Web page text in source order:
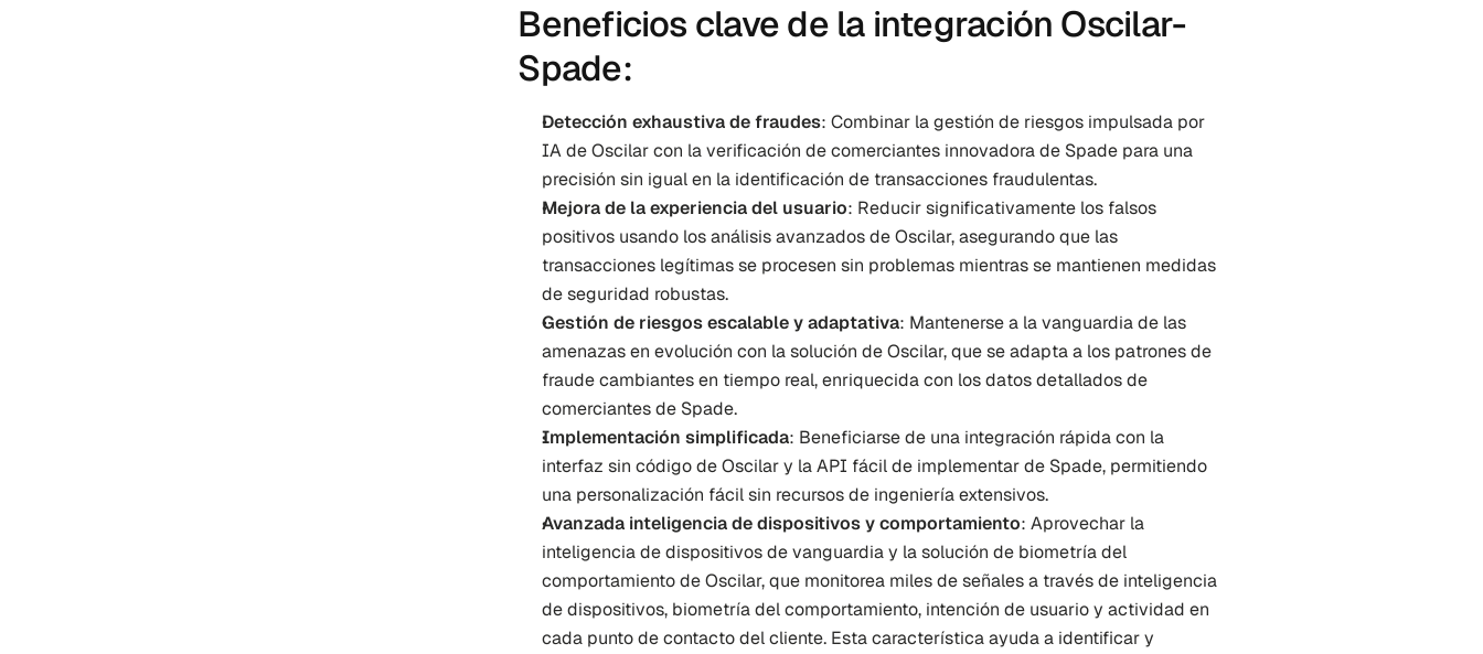
Beneficios clave de la integración Oscilar-
Spade:
Detección exhaustiva de fraudes: Combinar la gestión de riesgos impulsada por
IA de Oscilar con la verificación de comerciantes innovadora de Spade para una
precisión sin igual en la identificación de transacciones fraudulentas.
Mejora de la experiencia del usuario: Reducir significativamente los falsos
positivos usando los análisis avanzados de Oscilar, asegurando que las
transacciones legítimas se procesen sin problemas mientras se mantienen medidas
de seguridad robustas.
Gestión de riesgos escalable y adaptativa: Mantenerse a la vanguardia de las
amenazas en evolución con la solución de Oscilar, que se adapta a los patrones de
fraude cambiantes en tiempo real, enriquecida con los datos detallados de
comerciantes de Spade.
Implementación simplificada: Beneficiarse de una integración rápida con la
interfaz sin código de Oscilar y la API fácil de implementar de Spade, permitiendo
una personalización fácil sin recursos de ingeniería extensivos.
Avanzada inteligencia de dispositivos y comportamiento: Aprovechar la
inteligencia de dispositivos de vanguardia y la solución de biometría del
comportamiento de Oscilar, que monitorea miles de señales a través de inteligencia
de dispositivos, biometría del comportamiento, intención de usuario y actividad en
cada punto de contacto del cliente. Esta característica ayuda a identificar y